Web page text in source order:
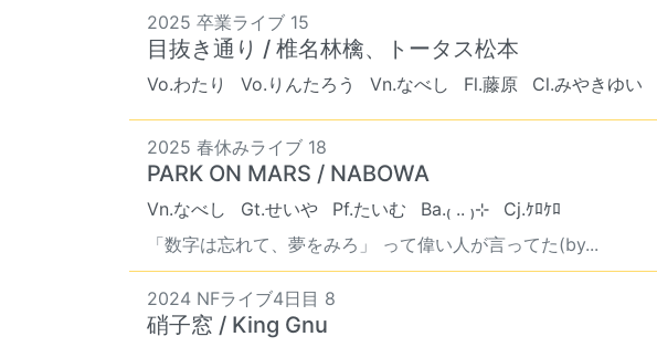
2025 卒業ライブ 15
目抜き通り / 椎名林檎、トータス松本
Vo.わたり Vo.りんたろう Vn.なべし Fl.藤原 Cl.みやきゆい
2025 春休みライブ 18
PARK ON MARS / NABOWA
Vn.なべし Gt.せいや Pf.たいむ Ba.₍ .. ₎⊹
Cj.ｹﾛｹﾛ
「数字は忘れて、夢をみろ」 って偉い人が言ってた(by...
2024 NFライブ4日目 8
硝子窓 / King Gnu